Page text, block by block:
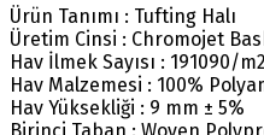
Ürün Tanımı : Tufting Halı
Üretim Cinsi : Chromojet
Hav İlmek Sayısı : 191090/m2
Hav Malzemesi : 100%
Hav Yüksekliği : 9 mm ± 5%